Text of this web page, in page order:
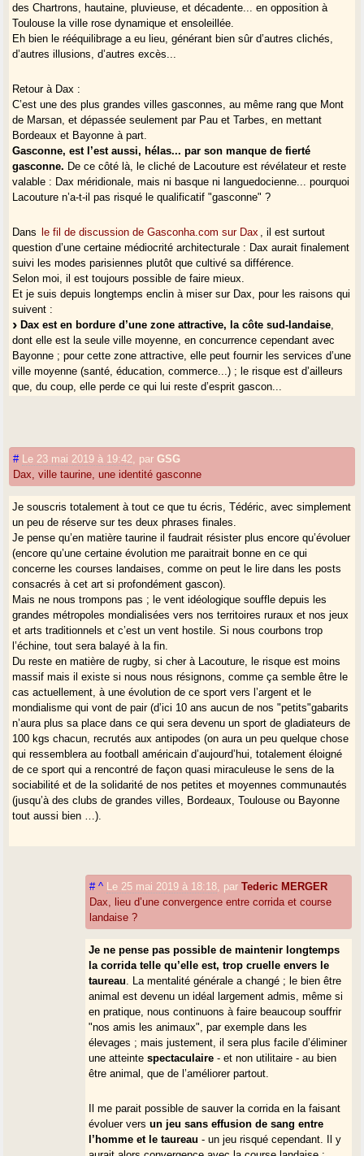
des Chartrons, hautaine, pluvieuse, et décadente... en opposition à
Toulouse la ville rose dynamique et ensoleillée.
Eh bien le rééquilibrage a eu lieu, générant bien sûr d’autres clichés,
d’autres illusions, d’autres excès...
Retour à Dax :
C’est une des plus grandes villes gasconnes, au même rang que Mont
de Marsan, et dépassée seulement par Pau et Tarbes, en mettant
Bordeaux et Bayonne à part.
Gasconne, est l’est aussi, hélas... par son manque de fierté
gasconne. De ce côté là, le cliché de Lacouture est révélateur et reste
valable : Dax méridionale, mais ni basque ni languedocienne... pourquoi
Lacouture n’a-t-il pas risqué le qualificatif "gasconne" ?
Dans le fil de discussion de Gasconha.com sur Dax
, il est surtout
question d’une certaine médiocrité architecturale : Dax aurait finalement
suivi les modes parisiennes plutôt que cultivé sa différence.
Selon moi, il est toujours possible de faire mieux.
Et je suis depuis longtemps enclin à miser sur Dax, pour les raisons qui
suivent :
Dax est en bordure d’une zone attractive, la côte sud-landaise
dont elle est la seule ville moyenne, en concurrence cependant avec
Bayonne ; pour cette zone attractive, elle peut fournir les services d’une
ville moyenne (santé, éducation, commerce...) ; le risque est d’ailleurs
que, du coup, elle perde ce qui lui reste d’esprit gascon...
à Paris !
Je me suis enthousiasmé jadis pour une relation LGV Dax-
Vitoria/Gasteiz, donc avec l’Espagne. Je suis maintenant très critique
franco-basco-espagnole améliorée.
Si Dax cultivait une identité auto-centrée et gasconne, mixte entre le
monde landais et le monde de la Chalosse, elle ajouterait une raison
supplémentaire à mon optimisme.
"Ville taurine"... c’est un héritage. Comme je voudrais voir le monde
taurin gascon évoluer vers des modalités moins espagnoles, et évoluer
tout court... je souhaiterais que Dax participe à cette évolution...
# Le 23 mai 2019 à 19:42 parGSG
Dax, ville taurine, une identité gasconne
Je souscris totalement à tout ce que tu écris, Tédéric, avec simplement
un peu de réserve sur tes deux phrases finales.
Je pense qu’en matière taurine il faudrait résister plus encore qu’évoluer
(encore qu’une certaine évolution me paraitrait bonne en ce qui
concerne les courses landaises, comme on peut le lire dans les posts
consacrés à cet art si profondément gascon).
Mais ne nous trompons pas ; le vent idéologique souffle depuis les
grandes métropoles mondialisées vers nos territoires ruraux et nos jeux
et arts traditionnels et c’est un vent hostile. Si nous courbons trop
l’échine, tout sera balayé à la fin.
Du reste en matière de rugby, si cher à Lacouture, le risque est moins
massif mais il existe si nous nous résignons, comme ça semble être le
cas actuellement, à une évolution de ce sport vers l’argent et le
mondialisme qui vont de pair (d’ici 10 ans aucun de nos "petits"gabarits
n’aura plus sa place dans ce qui sera devenu un sport de gladiateurs de
100 kgs chacun, recrutés aux antipodes (on aura un peu quelque chose
qui ressemblera au football américain d’aujourd’hui, totalement éloigné
de ce sport qui a rencontré de façon quasi miraculeuse le sens de la
sociabilité et de la solidarité de nos petites et moyennes communautés
(jusqu’à des clubs de grandes villes, Bordeaux, Toulouse ou Bayonne
tout aussi bien …).
# ^ Le 25 mai 2019 à 18:18 parTederic MERGER
Dax, lieu d’une convergence entre corrida et course
landaise ?
Je ne pense pas possible de maintenir longtemps
la corrida telle qu’elle est, trop cruelle envers le
taureau . La mentalité générale a changé ; le bien être
animal est devenu un idéal largement admis, même si
en pratique, nous continuons à faire beaucoup souffrir
"nos amis les animaux", par exemple dans les
élevages ; mais justement, il sera plus facile d’éliminer
une atteintespectaculaire - et non utilitaire - au bien
être animal, que de l’améliorer partout.
Il me parait possible de sauver la corrida en la faisant
évoluer versun jeu sans effusion de sang entre
l’homme et le taureau - un jeu risqué cependant. Il y